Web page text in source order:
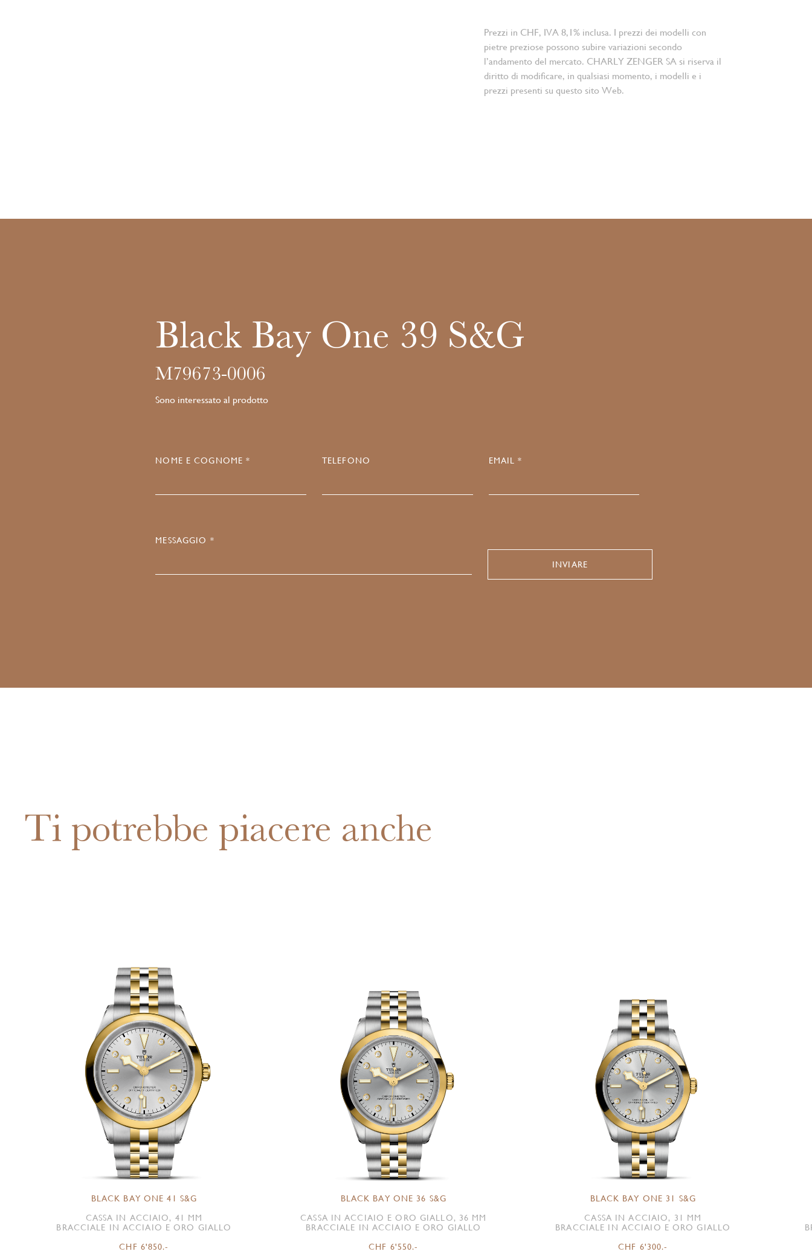
Prezzi in CHF, IVA 8,1% inclusa. I prezzi dei modelli con
pietre preziose possono subire variazioni secondo
l’andamento del mercato. CHARLY ZENGER SA si riserva il
diritto di modificare, in qualsiasi momento, i modelli e i
prezzi presenti su questo sito Web.
Black Bay One 39 S&G
M79673-0006
Sono interessato al prodotto
NOME E COGNOME * TELEFONO EMAIL *
MESSAGGIO *
Ti potrebbe piacere anche
BLACK BAY ONE 41 S&G
CASSA IN ACCIAIO, 41 MM
BRACCIALE IN ACCIAIO E ORO GIALLO
CHF 6'850.-
BLACK BAY ONE 36 S&G
CASSA IN ACCIAIO E ORO GIALLO, 36 MM
BRACCIALE IN ACCIAIO E ORO GIALLO
CHF 6'550.-
BLACK BAY ONE 31 S&G
CASSA IN ACCIAIO, 31 MM
BRACCIALE IN ACCIAIO E ORO GIALLO
CHF 6'300.-